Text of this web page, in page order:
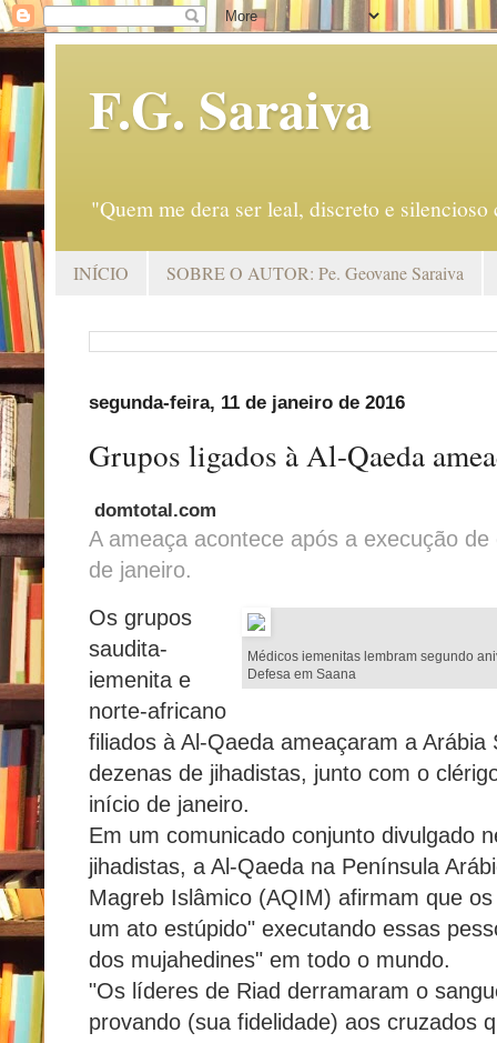
F.G. Saraiva
"Quem me dera ser leal, discreto e
INÍCIO SOBRE O AUTOR: Pe. Geovane Saraiva
segunda-feira, 11 de janeiro de 2016
Grupos ligados à Al-Qaeda
domtotal.com
A ameaça acontece após a execução
de janeiro.
Médicos iemenitas lembram segundo
Defesa em Saana
Os grupos
saudita-
iemenita e
norte-africano
filiados à Al-Qaeda ameaçaram a
dezenas de jihadistas, junto com o
início de janeiro.
Em um comunicado conjunto divulgado
jihadistas, a Al-Qaeda na Península
Magreb Islâmico (AQIM) afirmam que
um ato estúpido" executando essas
dos mujahedines" em todo o mundo.
"Os líderes de Riad derramaram o
provando (sua fidelidade) aos cruzados